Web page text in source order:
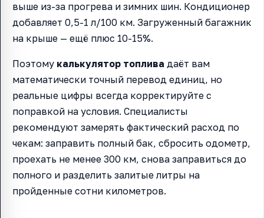
выше из-за прогрева и зимних шин. Кондиционер
добавляет 0,5-1 л/100 км. Загруженный багажник
на крыше — ещё плюс 10-15%.
Поэтому калькулятор топлива даёт вам
математически точный перевод единиц, но
реальные цифры всегда корректируйте с
поправкой на условия. Специалисты
рекомендуют замерять фактический расход по
чекам: заправить полный бак, сбросить одометр,
проехать не менее 300 км, снова заправиться до
полного и разделить залитые литры на
пройденные сотни километров.